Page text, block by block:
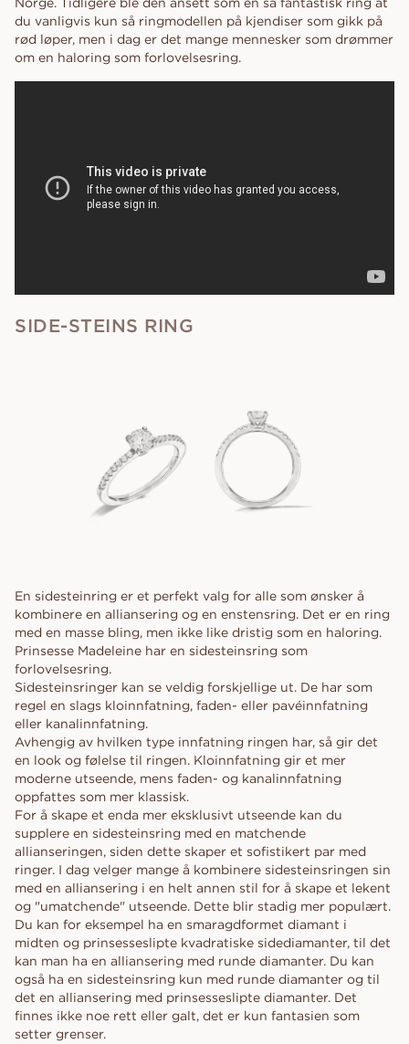
du vanligvis kun så ringmodellen på kjendiser som gikk på
rød løper, men i dag er det mange mennesker som drømmer
om en haloring som forlovelsesring.
SIDE-STEINS RING
En sidesteinring er et perfekt valg for alle som ønsker å
kombinere en alliansering og en enstensring. Det er en ring
med en masse bling, men ikke like dristig som en haloring.
Prinsesse Madeleine har en sidesteinsring som
forlovelsesring.
Sidesteinsringer kan se veldig forskjellige ut. De har som
regel en slags kloinnfatning, faden- eller pavéinnfatning
eller kanalinnfatning.
Avhengig av hvilken type innfatning ringen har, så gir det
en look og følelse til ringen. Kloinnfatning gir et mer
moderne utseende, mens faden- og kanalinnfatning
oppfattes som mer klassisk.
For å skape et enda mer eksklusivt utseende kan du
supplere en sidesteinsring med en matchende
allianseringen, siden dette skaper et sofistikert par med
ringer. I dag velger mange å kombinere sidesteinsringen sin
med en alliansering i en helt annen stil for å skape et lekent
og "umatchende" utseende. Dette blir stadig mer populært.
Du kan for eksempel ha en smaragdformet diamant i
midten og prinsesseslipte kvadratiske sidediamanter, til det
kan man ha en alliansering med runde diamanter. Du kan
også ha en sidesteinsring kun med runde diamanter og til
det en alliansering med prinsesseslipte diamanter. Det
finnes ikke noe rett eller galt, det er kun fantasien som
setter grenser.